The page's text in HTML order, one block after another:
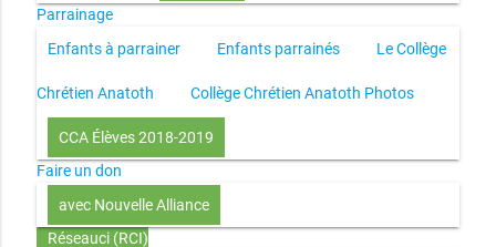
Parrainage
Enfants à parrainer
Enfants parrainés Le Collège
Chrétien Anatoth Collège Chrétien Anatoth Photos
CCA Élèves 2018-2019
Faire un don
avec Nouvelle Alliance
Réseauci (RCI)